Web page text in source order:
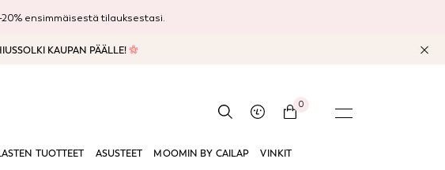
ensimmäisestä tilauksestasi.
KAUPAN PÄÄLLE!
0
TUOTTEET ASUSTEET MOOMIN BY CAILAP VINKIT